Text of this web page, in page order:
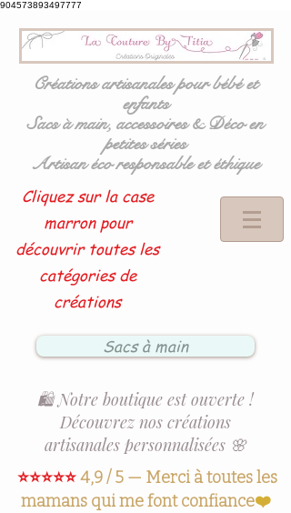
904573893497777
Créations artisanales pour bébé et
enfants
Sacs à main, accessoires & Déco en
petites séries
Artisan éco responsable et éthique
Cliquez sur la case
marron pour
découvrir toutes les
catégories de
créations
Sacs à main
🛍️ Notre boutique est ouverte !
Découvrez nos créations
artisanales personnalisées 🌸
⭐⭐⭐⭐⭐4,9 / 5 — Merci à toutes les
mamans qui me font confiance❤️